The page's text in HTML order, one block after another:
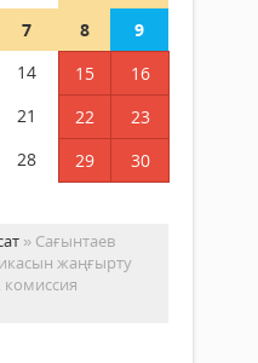
7 8
9
14 15
16
21 22
23
28 29
30
» Сағынтаев
жаңғырту
комиссия